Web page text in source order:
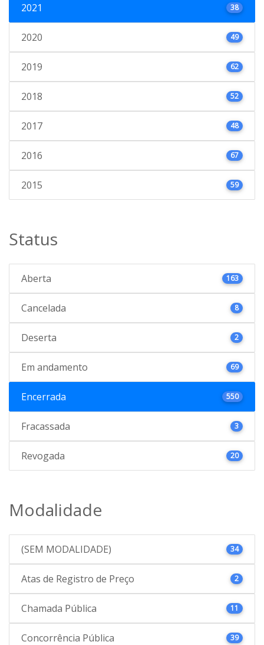
2021 38
2020 49
2019 62
2018 52
2017 48
2016 67
2015 59
Status
Aberta 163
Cancelada 8
Deserta 2
Em andamento 69
Encerrada 550
Fracassada 3
Revogada 20
Modalidade
(SEM MODALIDADE) 34
Atas de Registro de Preço 2
Chamada Pública 11
Concorrência Pública 39